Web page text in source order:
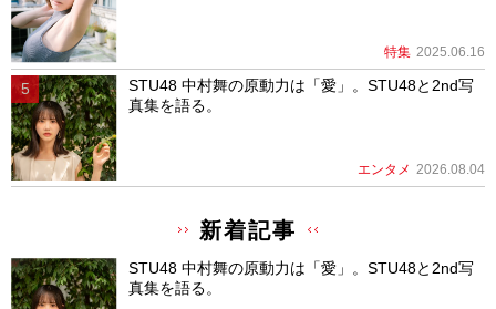
特集 2025.06.16
STU48 中村舞の原動力は「愛」。STU48と2nd写
真集を語る。
エンタメ 2026.08.04
新着記事
STU48 中村舞の原動力は「愛」。STU48と2nd写
真集を語る。